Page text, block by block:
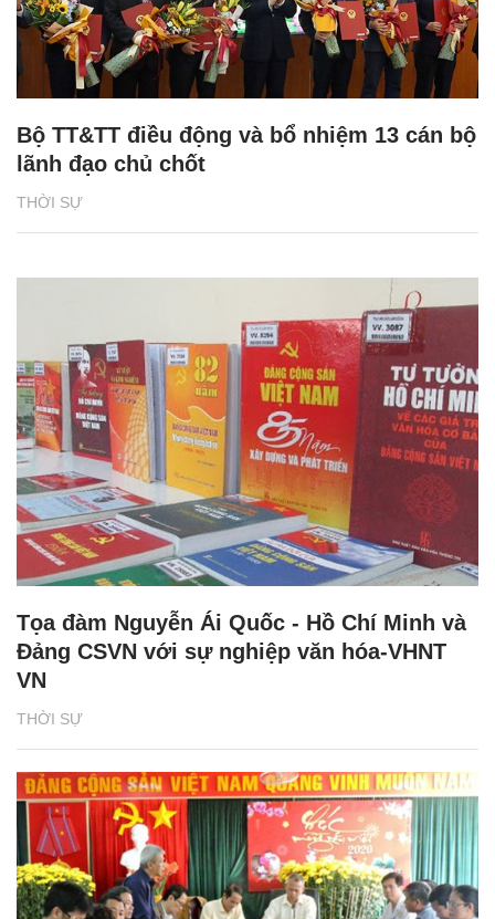
THỜI SỰ
Bộ TT&TT điều động và bổ nhiệm 13 cán bộ
lãnh đạo chủ chốt
THỜI SỰ
Tọa đàm Nguyễn Ái Quốc - Hồ Chí Minh và
Đảng CSVN với sự nghiệp văn hóa-VHNT
VN